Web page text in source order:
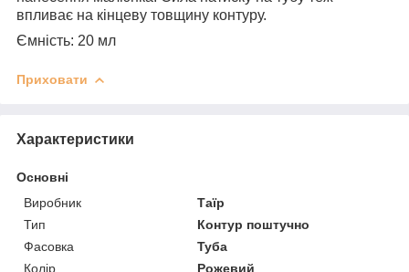
впливає на кінцеву товщину контуру.
Ємність: 20 мл
Приховати
Характеристики
Основні
Виробник
Таїр
Тип
Контур поштучно
Фасовка
Туба
Колір
Рожевий